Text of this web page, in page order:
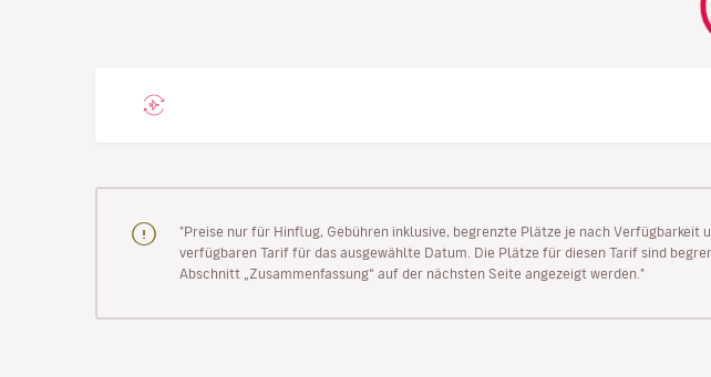
"Preise nur für Hinflug, Gebühren inklusive, begrenzte Plätze je nach
verfügbaren Tarif für das ausgewählte Datum. Die Plätze für diesen Tarif sind
Abschnitt „Zusammenfassung“ auf der nächsten Seite angezeigt werden."